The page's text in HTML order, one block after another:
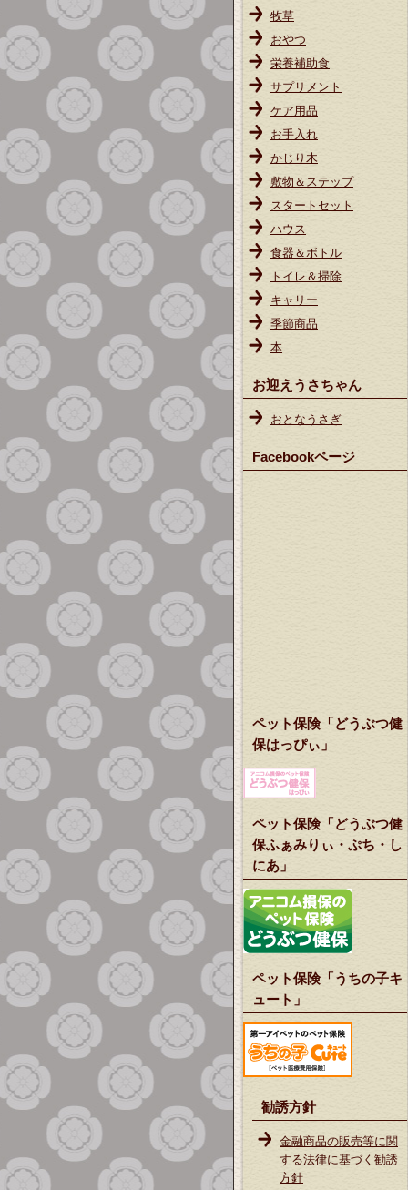
牧草
おやつ
栄養補助食
サプリメント
ケア用品
お手入れ
かじり木
敷物＆ステップ
スタートセット
ハウス
食器＆ボトル
トイレ＆掃除
キャリー
季節商品
本
お迎えうさちゃん
おとなうさぎ
Facebookページ
ペット保険「どうぶつ健
保はっぴぃ」
ペット保険「どうぶつ健
保ふぁみりぃ・ぷち・し
にあ」
ペット保険「うちの子キ
ュート」
勧誘方針
金融商品の販売等に関
する法律に基づく勧誘
方針